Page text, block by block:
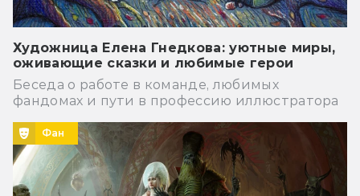
Художница Елена Гнедкова: уютные миры,
оживающие сказки и любимые герои
Беседа о работе в команде, любимых
фандомах и пути в профессию иллюстратора
Фан